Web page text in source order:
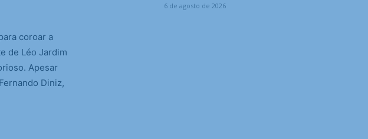
coroar a
de Léo Jardim
Apesar
Diniz,
6 de agosto de 2026